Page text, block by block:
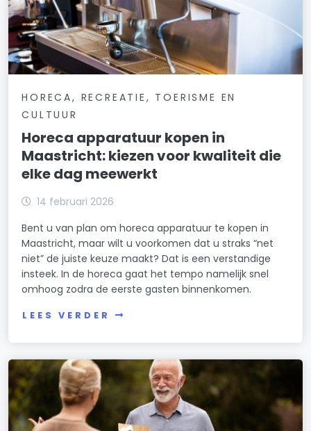
HORECA, RECREATIE, TOERISME EN
CULTUUR
Horeca apparatuur kopen in
Maastricht: kiezen voor kwaliteit die
elke dag meewerkt
14 februari 2026
Bent u van plan om horeca apparatuur te kopen in
Maastricht, maar wilt u voorkomen dat u straks “net
niet” de juiste keuze maakt? Dat is een verstandige
insteek. In de horeca gaat het tempo namelijk snel
omhoog zodra de eerste gasten binnenkomen.
LEES VERDER